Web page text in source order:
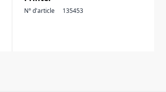
N° d'article 135453